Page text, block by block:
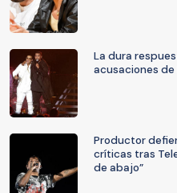
La dura
acusaciones de
Productor
críticas tras
de abajo”